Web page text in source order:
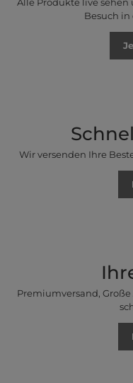
Alle Produkte live sehen
Besuch in
Wir versenden Ihre
Premiumversand,